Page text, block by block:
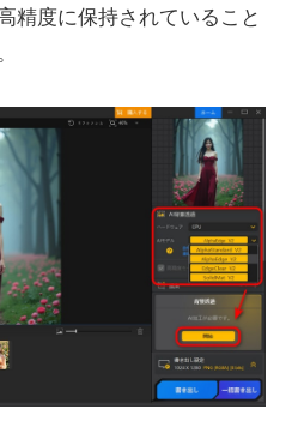
精度に保持されていること